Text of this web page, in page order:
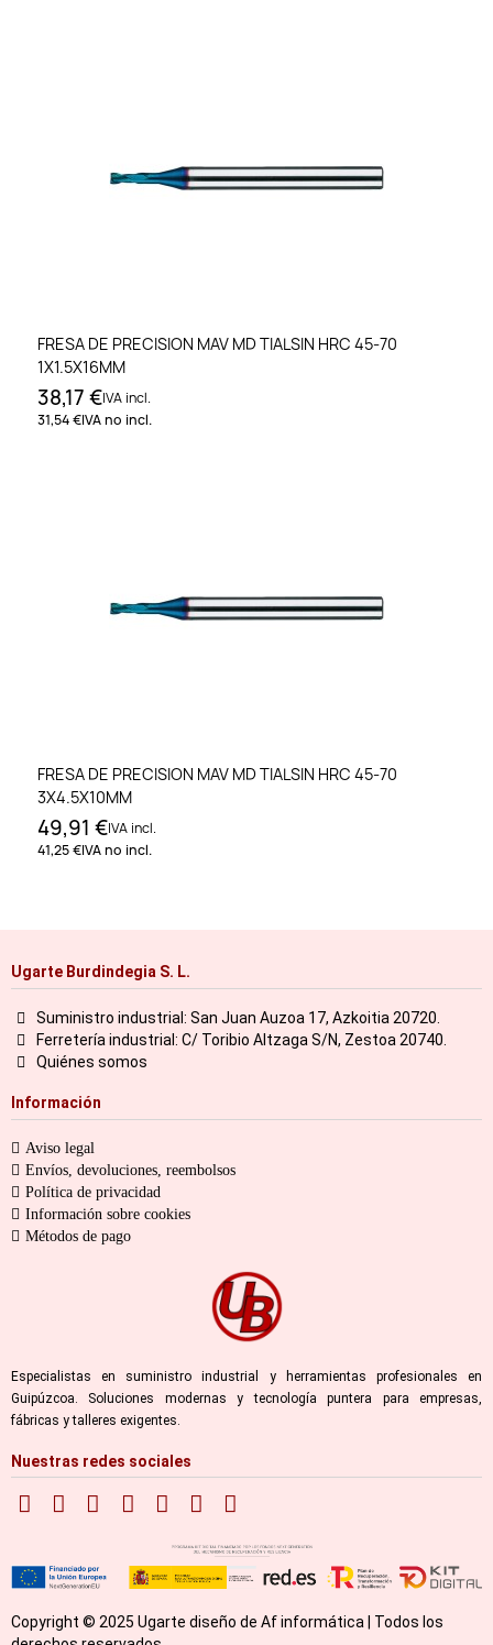
FRESA DE PRECISION MAV MD TIALSIN HRC 45-70
1X1.5X16MM
38,17 €IVA incl.
31,54 €IVA no incl.
FRESA DE PRECISION MAV MD TIALSIN HRC 45-70
3X4.5X10MM
49,91 €IVA incl.
41,25 €IVA no incl.
Ugarte Burdindegia S. L.
Suministro industrial: San Juan Auzoa 17, Azkoitia 20720.
Ferretería industrial: C/ Toribio Altzaga S/N, Zestoa 20740.
Quiénes somos
Información
Aviso legal
Envíos, devoluciones, reembolsos
Política de privacidad
Información sobre cookies
Métodos de pago
Especialistas en suministro industrial y herramientas profesionales en
Guipúzcoa. Soluciones modernas y tecnología puntera para empresas,
fábricas y talleres exigentes.
Nuestras redes sociales
Copyright © 2025 Ugarte diseño de Af informática | Todos los